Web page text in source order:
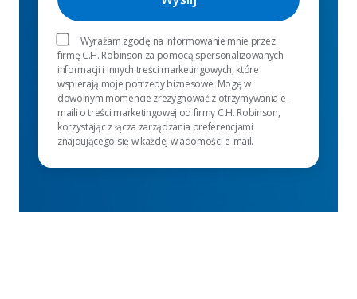
Wyrażam zgodę na informowanie mnie przez
firmę C.H. Robinson za pomocą spersonalizowanych
informacji i innych treści marketingowych, które
wspierają moje potrzeby biznesowe. Mogę w
dowolnym momencie zrezygnować z otrzymywania e-
maili o treści marketingowej od firmy C.H. Robinson,
korzystając z łącza zarządzania preferencjami
znajdującego się w każdej wiadomości e-mail.